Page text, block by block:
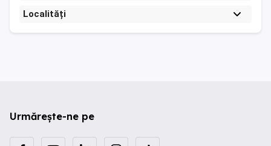
Localități
Urmărește-ne pe